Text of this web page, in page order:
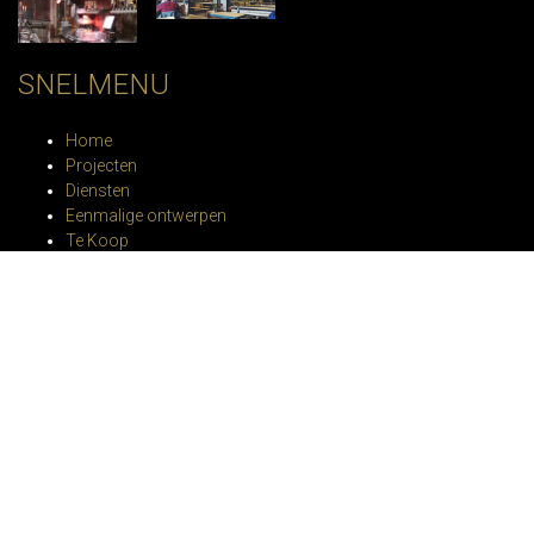
SNELMENU
Home
Projecten
Diensten
Eenmalige ontwerpen
Te Koop